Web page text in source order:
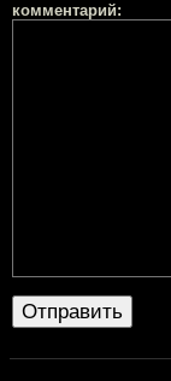
комментарий: